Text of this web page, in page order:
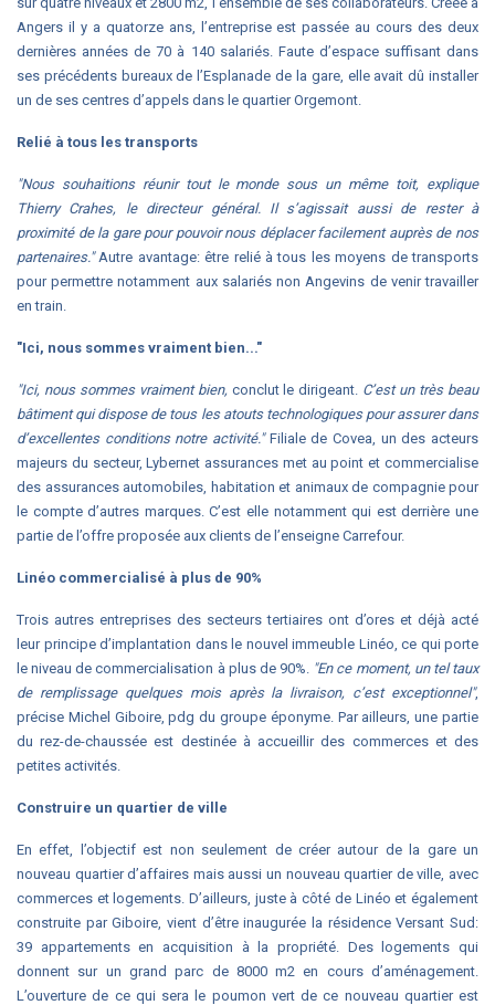
Angers il y a quatorze ans, l’entreprise est passée au cours des deux
dernières années de 70 à 140 salariés. Faute d’espace suffisant dans
ses précédents bureaux de l’Esplanade de la gare, elle avait dû installer
un de ses centres d’appels dans le quartier Orgemont.
Relié à tous les transports
"Nous souhaitions réunir tout le monde sous un même toit, explique
Thierry Crahes, le directeur général. Il s’agissait aussi de rester à
proximité de la gare pour pouvoir nous déplacer facilement auprès de nos
partenaires."Autre avantage: être relié à tous les moyens de transports
pour permettre notamment aux salariés non Angevins de venir travailler
en train.
"Ici, nous sommes vraiment bien..."
"Ici, nous sommes vraiment bien, conclut le dirigeant. C’est un très beau
bâtiment qui dispose de tous les atouts technologiques pour assurer dans
d’excellentes conditions notre activité."Filiale de Covea, un des acteurs
majeurs du secteur, Lybernet assurances met au point et commercialise
des assurances automobiles, habitation et animaux de compagnie pour
le compte d’autres marques. C’est elle notamment qui est derrière une
partie de l’offre proposée aux clients de l’enseigne Carrefour.
Linéo commercialisé à plus de 90%
Trois autres entreprises des secteurs tertiaires ont d’ores et déjà acté
leur principe d’implantation dans le nouvel immeuble Linéo, ce qui porte
le niveau de commercialisation à plus de 90%. "En ce moment, un tel taux
de remplissage quelques mois après la livraison, c’est exceptionnel",
précise Michel Giboire, pdg du groupe éponyme. Par ailleurs, une partie
du rez-de-chaussée est destinée à accueillir des commerces et des
petites activités.
Construire un quartier de ville
En effet, l’objectif est non seulement de créer autour de la gare un
nouveau quartier d’affaires mais aussi un nouveau quartier de ville, avec
commerces et logements. D’ailleurs, juste à côté de Linéo et également
construite par Giboire, vient d’être inaugurée la résidence Versant Sud:
39 appartements en acquisition à la propriété. Des logements qui
donnent sur un grand parc de 8000 m2 en cours d’aménagement.
L’ouverture de ce qui sera le poumon vert de ce nouveau quartier est